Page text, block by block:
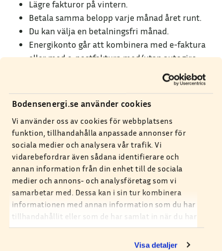
Bodensenergi.se använder cookies
Vi använder oss av cookies för webbplatsens
funktion, tillhandahålla anpassade annonser för
sociala medier och analysera vår trafik. Vi
vidarebefordrar även sådana identifierare och
annan information från din enhet till de sociala
medier och annons- och analysföretag som vi
samarbetar med. Dessa kan i sin tur kombinera
informationen med annan information som du har
tillhandahållit eller som de har samlat in när du har
använt deras tjänster. Du kan själv ställa in vilka
cookies du tillåter att vi sparar under och efter ditt
Visa detaljer
Lägre fakturor på vintern.
Betala samma belopp varje månad året runt.
Du kan välja en betalningsfri månad.
Energikonto går att kombinera med e-faktura
eller med e-postfaktura med/utan autogiro.
Kundservice
0921-582 00
Kundservice
0921-582 00